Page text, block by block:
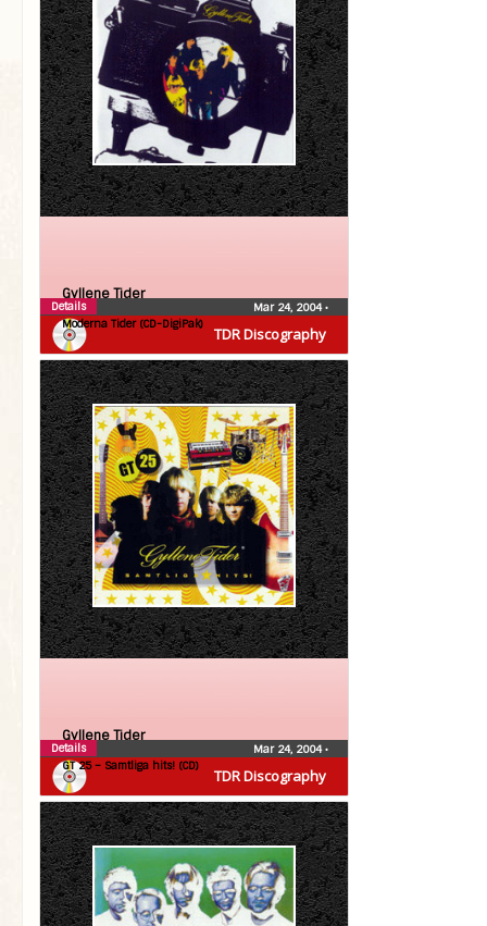
TDR Discography
Gyllene Tider
Moderna Tider (CD-DigiPak)
Mar 24, 2004•
Details
TDR Discography
Gyllene Tider
GT 25 – Samtliga hits! (CD)
Mar 24, 2004•
Details